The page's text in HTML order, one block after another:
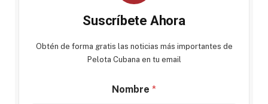
Suscríbete Ahora
Obtén de forma gratis las noticias más importantes de
Pelota Cubana en tu email
Nombre *